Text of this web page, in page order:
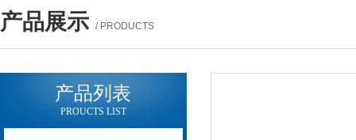
产品展示 / PRODUCTS
产品列表
PROUCTS LIST